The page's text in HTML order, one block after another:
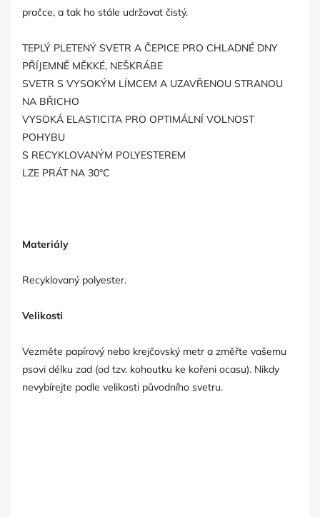
pračce, a tak ho stále udržovat čistý.
TEPLÝ PLETENÝ SVETR A ČEPICE PRO CHLADNÉ DNY
PŘÍJEMNĚ MĚKKÉ, NEŠKRÁBE
SVETR S VYSOKÝM LÍMCEM A UZAVŘENOU STRANOU
NA BŘICHO
VYSOKÁ ELASTICITA PRO OPTIMÁLNÍ VOLNOST
POHYBU
S RECYKLOVANÝM POLYESTEREM
LZE PRÁT NA 30°C
Materiály
Recyklovaný polyester.
Velikosti
Vezměte papírový nebo krejčovský metr a změřte vašemu
psovi délku zad (od tzv. kohoutku ke kořeni ocasu). Nikdy
nevybírejte podle velikosti původního svetru.